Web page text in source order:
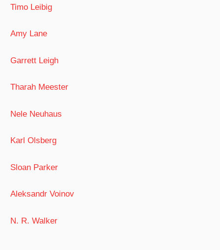
Timo Leibig
Amy Lane
Garrett Leigh
Tharah Meester
Nele Neuhaus
Karl Olsberg
Sloan Parker
Aleksandr Voinov
N. R. Walker